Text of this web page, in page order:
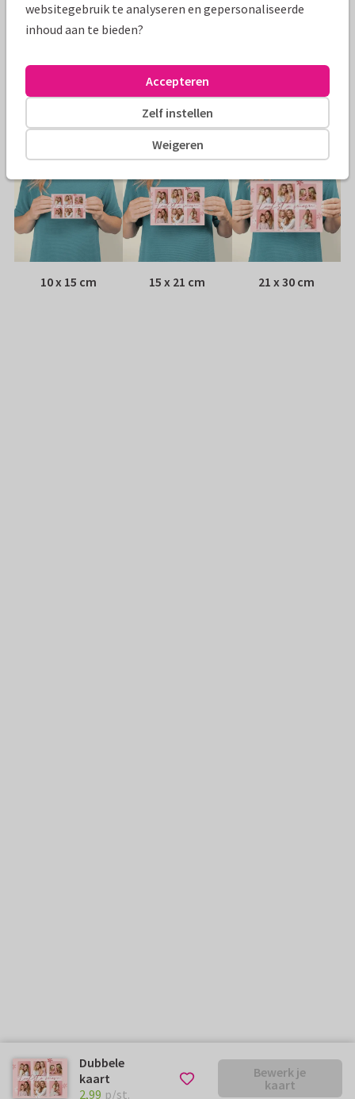
Papiersoort: Kies uit 6 luxe papiersoorten
Adres: Achterop de kaart
Formaten
10 x 15 cm 15 x 21 cm 21 x 30 cm
Dubbele
kaart
€ 2,99p/st.
2,99 p/st.
Bewerk je
kaart
websitegebruik te analyseren en gepersonaliseerde
inhoud aan te bieden?
Weigeren
Zelf instellen
Accepteren